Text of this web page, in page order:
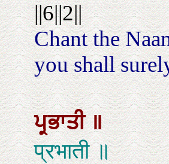
||6||2||
Chant the
you shall
ਪ੍ਰਭਾਤੀ॥
प्रभाती ॥